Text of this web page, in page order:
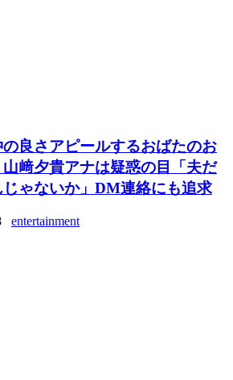
良さアピールするおばたのお
山﨑夕貴アナは疑惑の目「夫だ
ゃないか」DM連絡にも追求
entertainment